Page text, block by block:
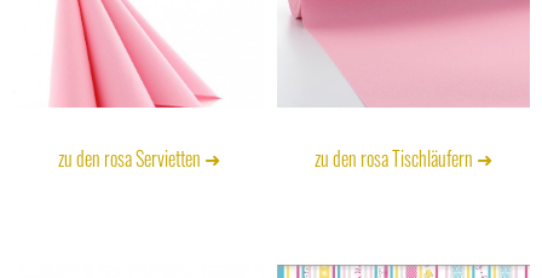
zu den rosa Servietten ➜ zu den rosa Tischläufern ➜